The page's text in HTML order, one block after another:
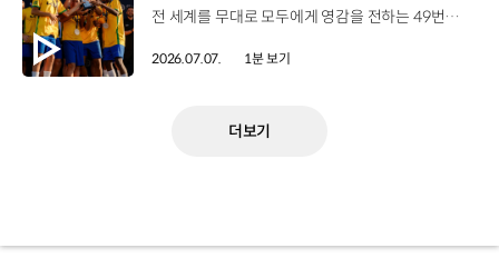
전 세계를 무대로 모두에게 영감을 전하는 49번째 팀.FIFA 월드컵 2026™을 향한 여정 속, 이제 사람들의 시선은 이 어린 스타들에게 향합니다. 자세히 보기 ▶ #Kia #InspirationConnectsUsAll #49thTeam #OMBC #FIFAWorldCup2026 유튜브 쇼츠 보기 >
2026.07.07. 1분 보기
더보기